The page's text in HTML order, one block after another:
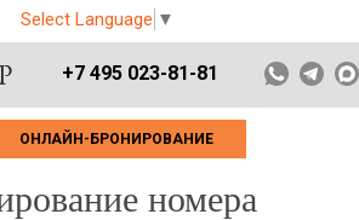
Select Language ▼
+7 495 023-81-81
ОНЛАЙН-БРОНИРОВАНИЕ
номера